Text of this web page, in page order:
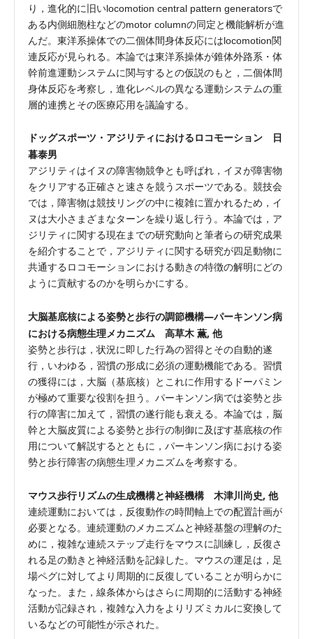
り，進化的に旧いlocomotion central pattern generatorsで
ある内側細胞柱などのmotor columnの同定と機能解析が進
んだ。東洋系操体での二個体間身体反応にはlocomotion関
連反応が見られる。本論では東洋系操体が錐体外路系・体
幹前進運動システムに関与するとの仮説のもと，二個体間
身体反応を考察し，進化レベルの異なる運動システムの重
層的連携とその医療応用を議論する。
ドッグスポーツ・アジリティにおけるロコモーション 日
暮泰男
アジリティはイヌの障害物競争とも呼ばれ，イヌが障害物
をクリアする正確さと速さを競うスポーツである。競技会
では，障害物は競技リングの中に複雑に置かれるため，イ
ヌは大小さまざまなターンを繰り返し行う。本論では，ア
ジリティに関する現在までの研究動向と筆者らの研究成果
を紹介することで，アジリティに関する研究が四足動物に
共通するロコモーションにおける動きの特徴の解明にどの
ように貢献するのかを明らかにする。
大脳基底核による姿勢と歩行の調節機構—パーキンソン病
における病態生理メカニズム 高草木 薫, 他
姿勢と歩行は，状況に即した行為の習得とその自動的遂
行，いわゆる，習慣の形成に必須の運動機能である。習慣
の獲得には，大脳（基底核）とこれに作用するドーパミン
が極めて重要な役割を担う。パーキンソン病では姿勢と歩
行の障害に加えて，習慣の遂行能も衰える。本論では，脳
幹と大脳皮質による姿勢と歩行の制御に及ぼす基底核の作
用について解説するとともに，パーキンソン病における姿
勢と歩行障害の病態生理メカニズムを考察する。
マウス歩行リズムの生成機構と神経機構 木津川尚史, 他
連続運動においては，反復動作の時間軸上での配置計画が
必要となる。連続運動のメカニズムと神経基盤の理解のた
めに，複雑な連続ステップ走行をマウスに訓練し，反復さ
れる足の動きと神経活動を記録した。マウスの運足は，足
場ペグに対してより周期的に反復していることが明らかに
なった。また，線条体からはさらに周期的に活動する神経
活動が記録され，複雑な入力をよりリズミカルに変換して
いるなどの可能性が示された。